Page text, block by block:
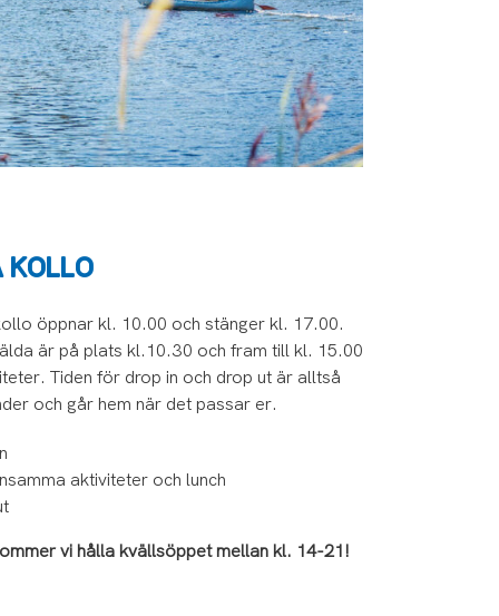
KOLLO
öppnar kl. 10.00 och stänger kl. 17.00.
är på plats kl.10.30 och fram till kl. 15.00
Tiden för drop in och drop ut är alltså
och går hem när det passar er.
aktiviteter och lunch
vi hålla kvällsöppet mellan kl. 14-21!